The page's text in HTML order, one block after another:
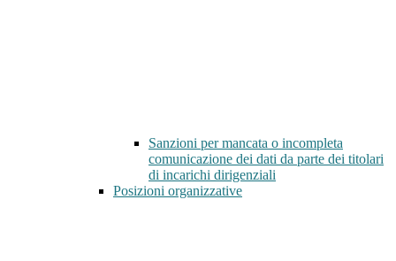
Sanzioni per mancata o incompleta
comunicazione dei dati da parte dei titolari
di incarichi dirigenziali
Posizioni organizzative